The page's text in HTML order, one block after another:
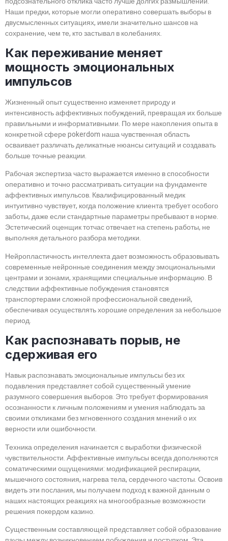
Наши предки, которые могли оперативно совершать выборы в
двусмысленных ситуациях, имели значительно шансов на
сохранение, чем те, кто застывал в колебаниях.
Как переживание меняет
мощность эмоциональных
импульсов
Жизненный опыт существенно изменяет природу и
интенсивность аффективных побуждений, превращая их больше
правильными и информативными. По мере накопления опыта в
конкретной сфере pokerdom наша чувственная область
осваивает различать деликатные нюансы ситуаций и создавать
больше точные реакции.
Рабочая экспертиза часто выражается именно в способности
оперативно и точно рассматривать ситуации на фундаменте
аффективных импульсов. Квалифицированный медик
интуитивно чувствует, когда положение клиента требует особого
заботы, даже если стандартные параметры пребывают в норме.
Эстетический оценщик тотчас отвечает на степень работы, не
выполняя детального разбора методики.
Нейропластичность интеллекта дает возможность образовывать
современные нейронные соединения между эмоциональными
центрами и зонами, хранящими специальные информацию. В
следствии аффективные побуждения становятся
транспортерами сложной профессиональной сведений,
обеспечивая осуществлять хорошие определения за небольшое
период.
Как распознавать порыв, не
сдерживая его
Навык распознавать эмоциональные импульсы без их
подавления представляет собой существенный умение
разумного совершения выборов. Это требует формирования
осознанности к личным положениям и умения наблюдать за
своими откликами без мгновенного создания мнений о их
верности или ошибочности.
Техника определения начинается с выработки физической
чувствительности. Аффективные импульсы всегда дополняются
соматическими ощущениями: модификацией респирации,
мышечного состояния, нагрева тела, сердечного частоты. Освоив
видеть эти послания, мы получаем подход к важной данным о
наших настоящих реакциях на многообразные возможности
решения покердом казино.
Существенным составляющей представляет собой образование